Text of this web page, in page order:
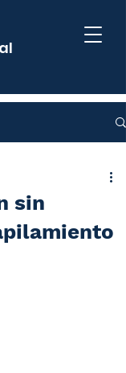
sin